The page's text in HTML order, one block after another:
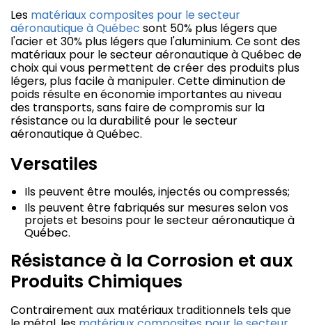
Les matériaux composites pour le secteur
aéronautique à Québec sont 50% plus légers que
l'acier et 30% plus légers que l'aluminium. Ce sont des
matériaux pour le secteur aéronautique à Québec de
choix qui vous permettent de créer des produits plus
légers, plus facile à manipuler. Cette diminution de
poids résulte en économie importantes au niveau
des transports, sans faire de compromis sur la
résistance ou la durabilité pour le secteur
aéronautique à Québec.
Versatiles
Ils peuvent être moulés, injectés ou compressés;
Ils peuvent être fabriqués sur mesures selon vos
projets et besoins pour le secteur aéronautique à
Québec.
Résistance à la Corrosion et aux
Produits Chimiques
Contrairement aux matériaux traditionnels tels que